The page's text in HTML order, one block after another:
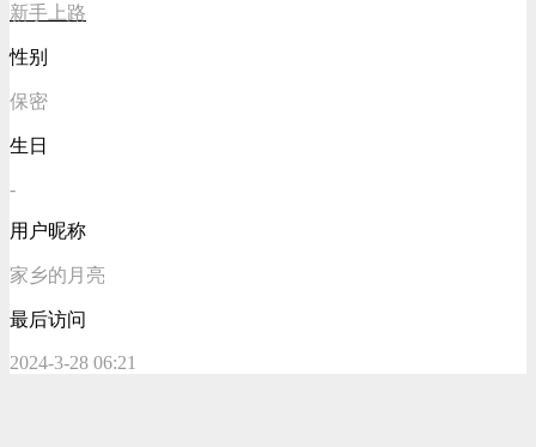
新手上路
性别
保密
生日
-
用户昵称
家乡的月亮
最后访问
2024-3-28 06:21